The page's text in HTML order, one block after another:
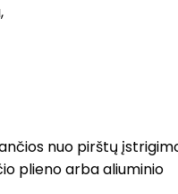
nuo pirštų
plieno arba aliuminio